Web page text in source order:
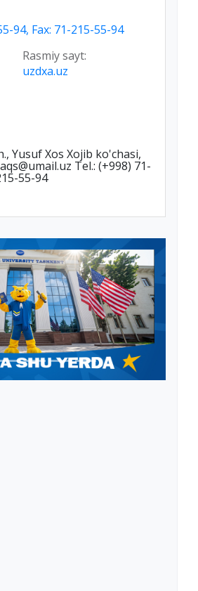
94, Fax: 71-215-55-94
Rasmiy sayt:
uzdxa.uz
Yusuf Xos Xojib ko'chasi,
Tel.: (+998) 71-
55-94